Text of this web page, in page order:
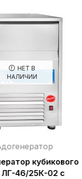
НЕТ В
НАЛИЧИИ
кубикового
ЛГ-46/25К-02 с